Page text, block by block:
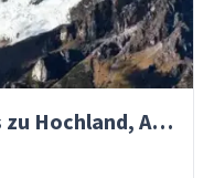
Peru Reiseführer – Tipps zu Hochland, Amazonas & Inka-Erbe